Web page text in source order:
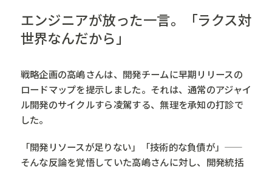
エンジニアが放った一言。「ラクス対
世界なんだから」
戦略企画の高嶋さんは、開発チームに早期リリースの
ロードマップを提示しました。それは、通常のアジャイ
ル開発のサイクルすら凌駕する、無理を承知の打診で
した。
「開発リソースが足りない」「技術的な負債が」——
そんな反論を覚悟していた高嶋さんに対し、開発統括